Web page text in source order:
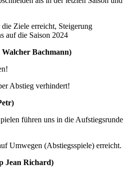
Ziele erreicht, Steigerung
auf die Saison 2024
Bachmann)
Abstieg verhindert!
führen uns in die Aufstiegsrunde
Umwegen (Abstiegsspiele) erreicht.
Jean Richard)